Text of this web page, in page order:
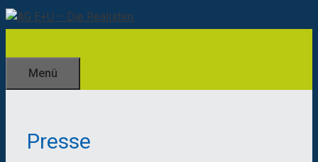
Zum
Inhalt
Menü
Presse